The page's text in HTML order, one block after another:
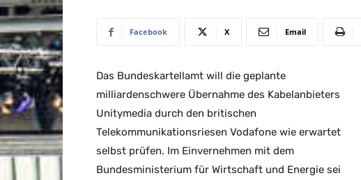
Facebook X Email
Das Bundeskartellamt will die geplante
milliardenschwere Übernahme des Kabelanbieters
Unitymedia durch den britischen
Telekommunikationsriesen Vodafone wie erwartet
selbst prüfen. Im Einvernehmen mit dem
Bundesministerium für Wirtschaft und Energie sei